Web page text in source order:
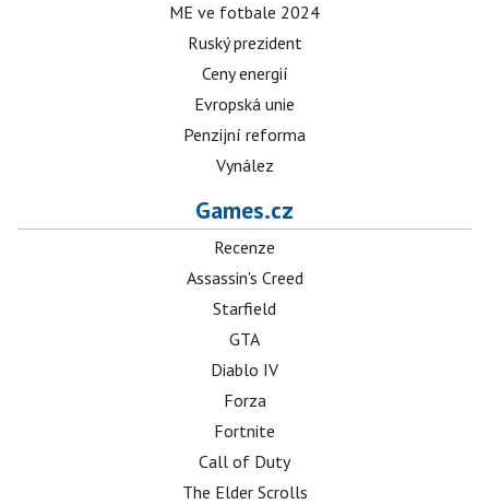
ME ve fotbale 2024
Ruský prezident
Ceny energií
Evropská unie
Penzijní reforma
Vynález
Games.cz
Recenze
Assassin's Creed
Starfield
GTA
Diablo IV
Forza
Fortnite
Call of Duty
The Elder Scrolls